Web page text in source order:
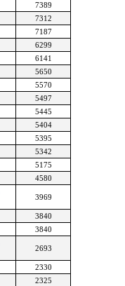
7389
7312
7187
6299
6141
5650
5570
5497
5445
5404
5395
5342
5175
4580
3969
3840
3840
2693
2330
2325